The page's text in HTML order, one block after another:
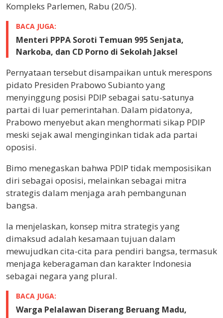
Kompleks Parlemen, Rabu (20/5).
BACA JUGA:
Menteri PPPA Soroti Temuan 995 Senjata,
Narkoba, dan CD Porno di Sekolah Jaksel
Pernyataan tersebut disampaikan untuk merespons
pidato Presiden Prabowo Subianto yang
menyinggung posisi PDIP sebagai satu-satunya
partai di luar pemerintahan. Dalam pidatonya,
Prabowo menyebut akan menghormati sikap PDIP
meski sejak awal menginginkan tidak ada partai
oposisi.
Bimo menegaskan bahwa PDIP tidak memposisikan
diri sebagai oposisi, melainkan sebagai mitra
strategis dalam menjaga arah pembangunan
bangsa.
Ia menjelaskan, konsep mitra strategis yang
dimaksud adalah kesamaan tujuan dalam
mewujudkan cita-cita para pendiri bangsa, termasuk
menjaga keberagaman dan karakter Indonesia
sebagai negara yang plural.
BACA JUGA:
Warga Pelalawan Diserang Beruang Madu,